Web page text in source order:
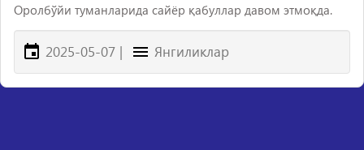
Оролбўйи туманларида сайёр қабуллар давом этмоқда.
2025-05-07 | Янгиликлар